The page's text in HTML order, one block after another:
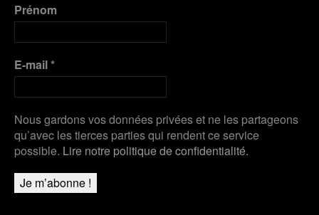
Prénom
E-mail*
Nous gardons vos données privées et ne les partageons
qu’avec les tierces parties qui rendent ce service
possible. Lire notre politique de confidentialité.